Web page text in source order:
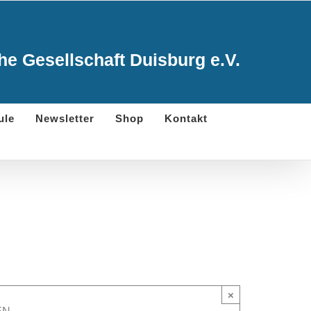
Gesellschaft Duisburg e.V.
Newsletter Shop Kontakt
×